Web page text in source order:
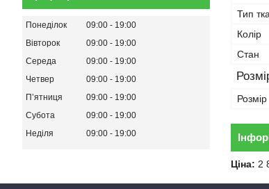
Тип
Колір
Стан
Розмір
Ціна: 2
Понеділок 09:00
19:00
Вівторок
09:00
19:00
Середа
09:00
19:00
Четвер
09:00
19:00
Пʼятниця
09:00
19:00
Субота
09:00
19:00
Неділя
09:00 19:00